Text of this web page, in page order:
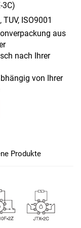
3C)
TUV, ISO9001
aus
nach Ihrer
von Ihrer
Produkte